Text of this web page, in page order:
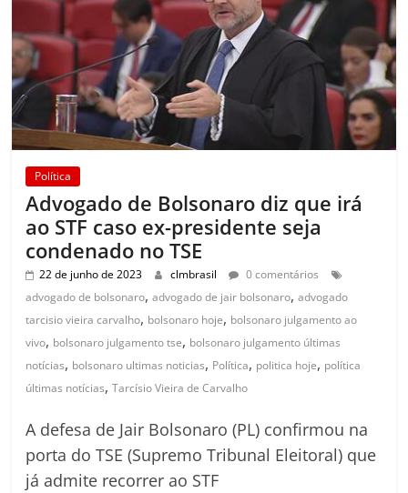
Política
Advogado de Bolsonaro diz que irá
ao STF caso ex-presidente seja
condenado no TSE
22 de junho de 2023 clmbrasil
0 comentários
advogado de bolsonaro,advogado de jair bolsonaro,advogado
tarcisio vieira carvalho, bolsonaro hoje, bolsonaro julgamento ao
vivo, bolsonaro julgamento tse, bolsonaro julgamento últimas
notícias, bolsonaro ultimas noticias, Política, politica hoje, política
últimas notícias,Tarcísio Vieira de Carvalho
A defesa de Jair Bolsonaro (PL) confirmou na
porta do TSE (Supremo Tribunal Eleitoral) que
já admite recorrer ao STF